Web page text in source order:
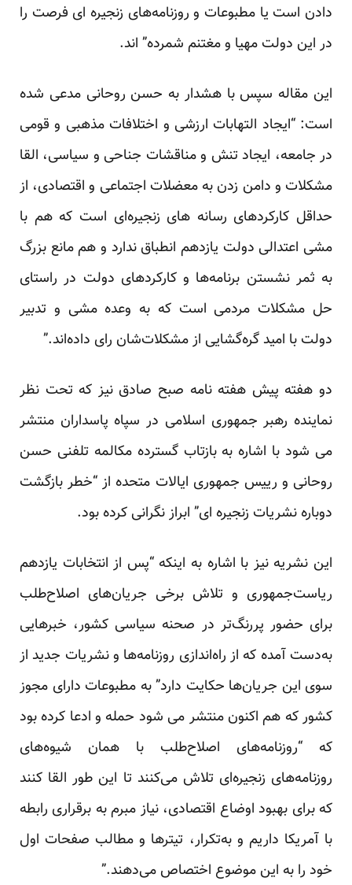
دادن است یا مطبوعات و روزنامه‌های زنجیره ای فرصت را
در این دولت مهیا و مغتنم شمرده” اند.
این مقاله سپس با هشدار به حسن روحانی مدعی شده
است: “ایجاد التهابات ارزشی و اختلافات مذهبی و قومی
در جامعه، ایجاد تنش و مناقشات جناحی و سیاسی، القا
مشکلات و دامن زدن به معضلات اجتماعی و اقتصادی، از
حداقل کارکردهای رسانه های زنجیره‌ای است که هم با
مشی اعتدالی دولت یازدهم انطباق ندارد و هم مانع بزرگ
به ثمر نشستن برنامه‌ها و کارکردهای دولت در راستای
حل مشکلات مردمی است که به وعده مشی و تدبیر
دولت با امید گره‌گشایی از مشکلات‌شان رای داده‌اند.”
دو هفته پیش هفته نامه صبح صادق نیز که تحت نظر
نماینده رهبر جمهوری اسلامی در سپاه پاسداران منتشر
می شود با اشاره به بازتاب گسترده مکالمه تلفنی حسن
روحانی و رییس جمهوری ایالات متحده از “خطر بازگشت
دوباره نشریات زنجیره ای” ابراز نگرانی کرده بود.
این نشریه نیز با اشاره به اینکه “پس از انتخابات یازدهم
ریاست‌جمهوری و تلاش برخی جریان‌های اصلاح‌طلب
برای حضور پررنگ‌تر در صحنه سیاسی کشور، خبرهایی
به‌دست آمده که از راه‌اندازی روزنامه‌ها و نشریات جدید از
سوی این جریان‌ها حکایت دارد” به مطبوعات دارای مجوز
کشور که هم اکنون منتشر می شود حمله و ادعا کرده بود
که “روزنامه‌های اصلاح‌طلب با همان شیوه‌های
روزنامه‌های زنجیره‌ای تلاش می‌کنند تا این طور القا کنند
که برای بهبود اوضاع اقتصادی، نیاز مبرم به برقراری رابطه
با آمریکا داریم و به‌تکرار، تیترها و مطالب صفحات اول
خود را به این موضوع اختصاص می‌دهند.”